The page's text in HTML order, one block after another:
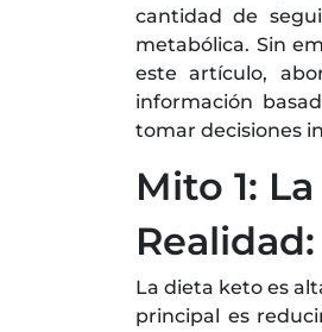
cantidad de
metabólica. Sin
este artículo,
información
tomar decisiones
Mito 1:
Realidad:
La dieta keto es
principal es